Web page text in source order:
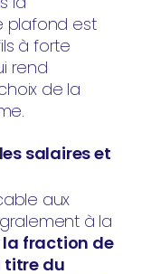
plafond est
à forte
rend
de la
salaires et
aux
à la
la fraction de
titre du